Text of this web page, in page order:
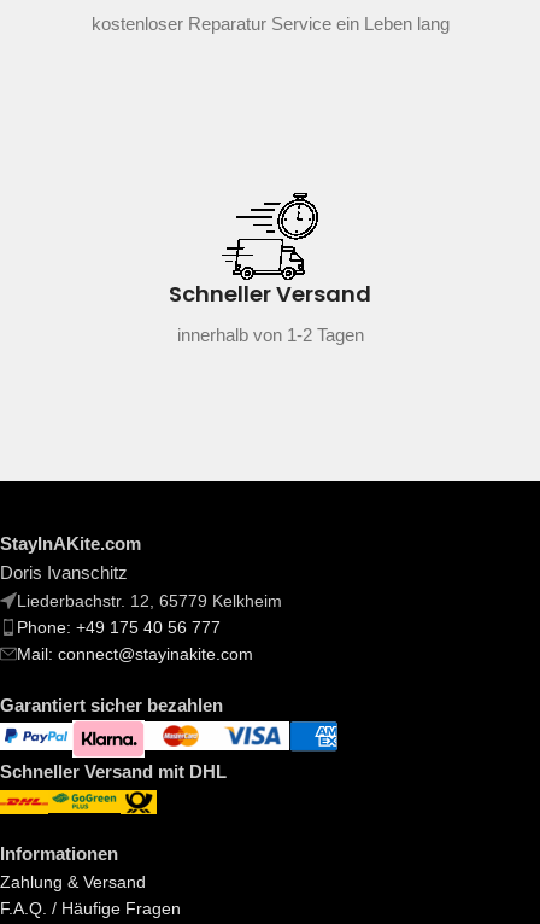
kostenloser Reparatur Service ein Leben lang
Schneller Versand
innerhalb von 1-2 Tagen
StayInAKite.com
Doris Ivanschitz
Liederbachstr. 12, 65779 Kelkheim
Phone: +49 175 40 56 777
Mail: connect@stayinakite.com
Garantiert sicher bezahlen
Schneller Versand mit DHL
Informationen
Zahlung & Versand
F.A.Q. / Häufige Fragen